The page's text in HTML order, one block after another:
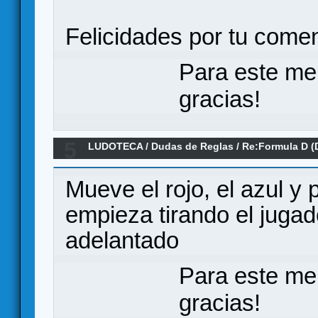
Felicidades por tu
Para este
gracias!
LUDOTECA/ Dudas de Reglas / Re:Formula D
Mueve el rojo, el azul y
empieza tirando el
adelantado
Para este
gracias!